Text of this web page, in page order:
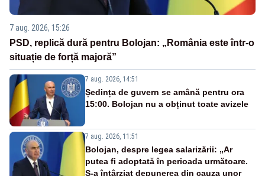
7 aug. 2026, 15:26
PSD, replică dură pentru Bolojan: „România este într-o
situație de forță majoră”
7 aug. 2026, 14:51
Ședința de guvern se amână pentru ora
15:00. Bolojan nu a obținut toate avizele
7 aug. 2026, 11:51
Bolojan, despre legea salarizării: „Ar
putea fi adoptată în perioada următoare.
S-a întârziat depunerea din cauza unor